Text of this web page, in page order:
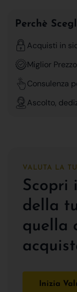
Perchè
Acquisti in
Miglior
Consulenza
Ascolto,
VALUTA LA
Scopri
della
quella
Inizia